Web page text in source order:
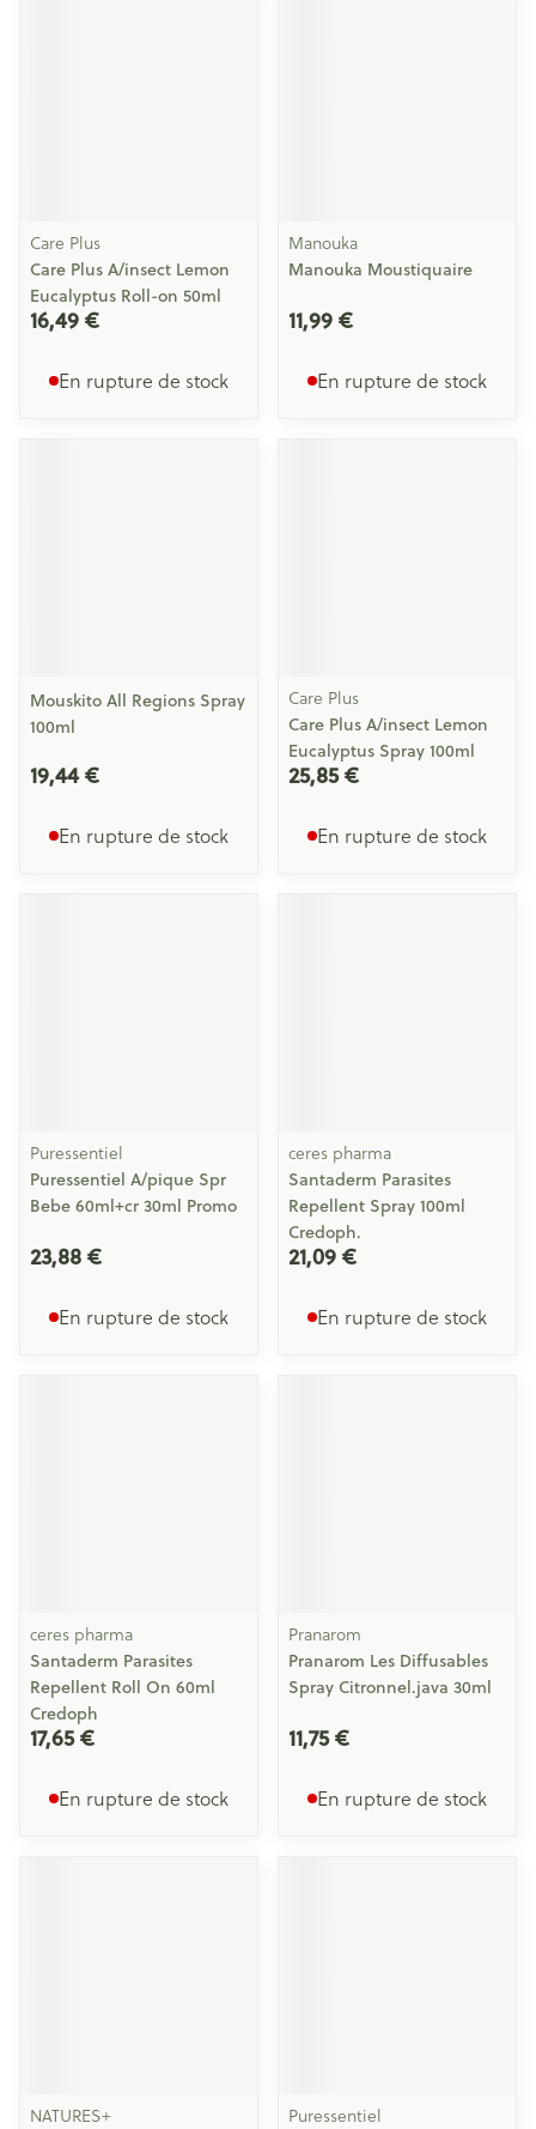
Care Plus
Care Plus A/insect Lemon
Eucalyptus Roll-on 50ml
16,49 €
En rupture de stock
Manouka
Manouka Moustiquaire
11,99 €
En rupture de stock
Mouskito All Regions Spray
100ml
19,44 €
En rupture de stock
Care Plus
Care Plus A/insect Lemon
Eucalyptus Spray 100ml
25,85 €
En rupture de stock
Puressentiel
Puressentiel A/pique Spr
Bebe 60ml+cr 30ml Promo
23,88 €
En rupture de stock
ceres pharma
Santaderm Parasites
Repellent Spray 100ml
Credoph.
21,09 €
En rupture de stock
ceres pharma
Santaderm Parasites
Repellent Roll On 60ml
Credoph
17,65 €
En rupture de stock
Pranarom
Pranarom Les Diffusables
Spray Citronnel.java 30ml
11,75 €
En rupture de stock
NATURES+ Puressentiel